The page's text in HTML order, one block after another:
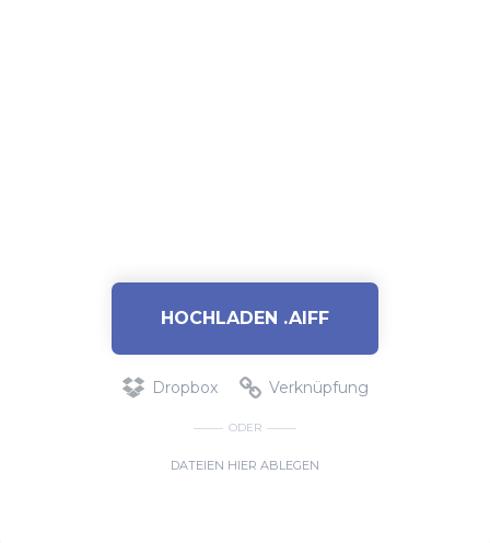
HOCHLADEN .AIFF
Dropbox Verknüpfung
ODER
DATEIEN HIER ABLEGEN